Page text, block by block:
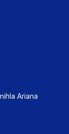
Ariana